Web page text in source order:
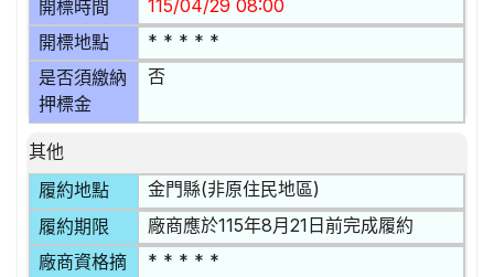
開標時間 115/04/29 08:00
開標地點 * * * * *
是否須繳納
押標金
否
其他
履約地點
金門縣(非原住民地區)
履約期限 廠商應於115年8月21日前完成履約
廠商資格摘
* * * * *